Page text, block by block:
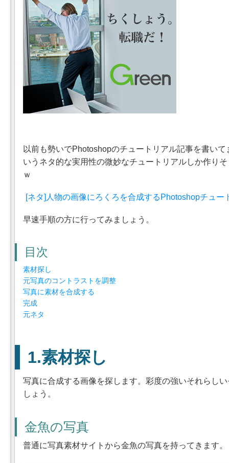
以前も勢いでPhotoshopのチュートリアル記事を書い
いうネタ的な実用性の微妙なチュートリアルしか作り
ｗ
[ネタ]人物の画像にろくろを合成するPhotoshopチュー
早速手順の方に行ってみましょう。
目次
素材探し
元写真のコントラストを調整
写真に素材を合成する
完成
元ネタ
素材探し
写真に合成する画像を探します。彩度の強いそれらし
しょう。
金魚の写真
普通に写真素材サイトから金魚の写真を持ってきます。